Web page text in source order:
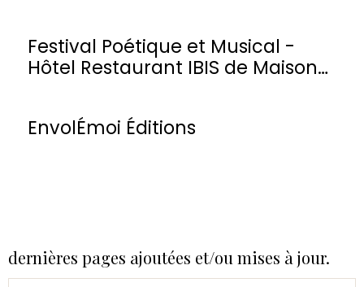
Festival Poétique et Musical -
Hôtel Restaurant IBIS de Maisons-
EnvolÉmoi Éditions
dernières pages ajoutées et/ou mises à jour.